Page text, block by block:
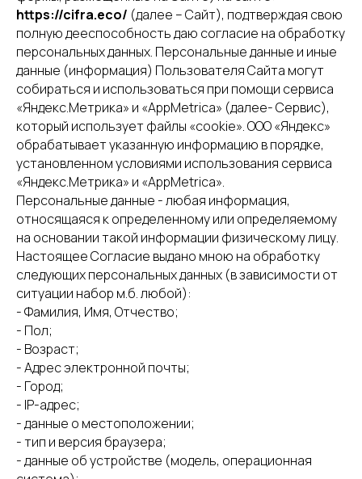
https://cifra.eco/ (далее – Сайт), подтверждая свою
полную дееспособность даю согласие на обработку
персональных данных. Персональные данные и иные
данные (информация) Пользователя Сайта могут
собираться и использоваться при помощи сервиса
«Яндекс.Метрика» и «AppMetrica» (далее- Сервис),
который использует файлы «cookie». ООО «Яндекс»
обрабатывает указанную информацию в порядке,
установленном условиями использования сервиса
«Яндекс.Метрика» и «AppMetrica».
Персональные данные - любая информация,
относящаяся к определенному или определяемому
на основании такой информации физическому лицу.
Настоящее Согласие выдано мною на обработку
следующих персональных данных (в зависимости от
ситуации набор м.б. любой):
- Фамилия, Имя, Отчество;
- Пол;
- Возраст;
- Адрес электронной почты;
- Город;
- IP-адрес;
- данные о местоположении;
- тип и версия браузера;
- данные об устройстве (модель, операционная